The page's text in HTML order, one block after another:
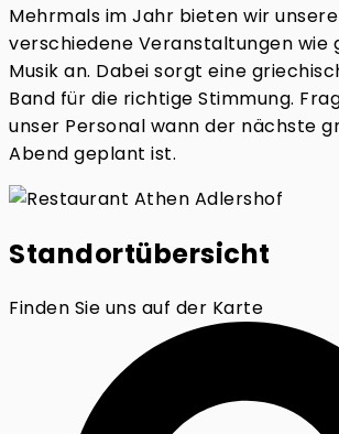
Mehrmals im Jahr bieten wir
verschiedene Veranstaltungen wie
Musik an. Dabei sorgt eine
Band für die richtige Stimmung.
unser Personal wann der nächste
Abend geplant ist.
Standortübersicht
Finden Sie uns auf der Karte